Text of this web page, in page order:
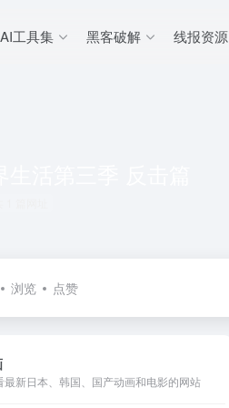
AI工具集 黑客破解 线报资源
浏览 点赞
最新日本、韩国、国产动画和电影的网站